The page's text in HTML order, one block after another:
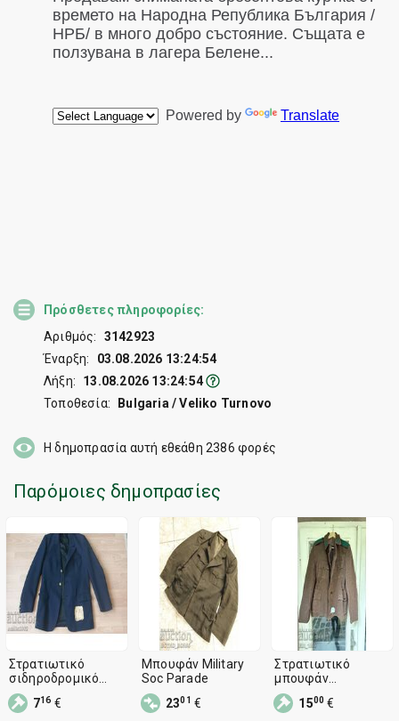
Πρόσθετες πληροφορίες:
Αριθμός:
3142923
Έναρξη:
03.08.2026 13:24:54
Λήξη:
13.08.2026 13:24:54
Τοποθεσία:
Bulgaria / Veliko Turnovo
Η δημοπρασία αυτή εθεάθη 2386 φορές
Παρόμοιες δημοπρασίες
Στρατιωτικό
σιδηροδρομικό
μπουφάν
716 €
Μπουφάν Military
Soc Parade
2301 €
Στρατιωτικό
μπουφάν
συνοριοφυλακής
1500 €